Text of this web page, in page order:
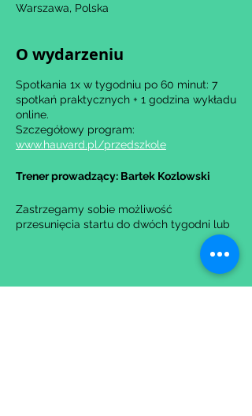
Warszawa, Polska
O wydarzeniu
Spotkania 1x w tygodniu po 60 minut: 7
spotkań praktycznych + 1 godzina wykładu
online.
Szczegółowy program:
www.hauvard.pl/przedszkole
Trener prowadzący: Bartek Kozlowski
Zastrzegamy sobie możliwość
przesunięcia startu do dwóch tygodni lub
anulowania grupy w przypadku zbyt małej